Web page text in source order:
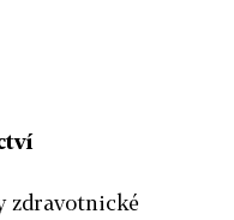
zdravotnické